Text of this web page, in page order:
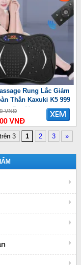
Rung Lắc Giảm
Thân Kaxuki K5 999
Pro Max
VNĐ
VNĐ
3 1 2 3 »